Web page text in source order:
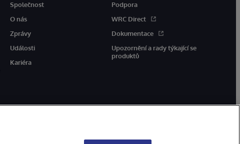
Společnost
O nás
Zprávy
Události
Kariéra
Podpora
WRC Direct
Dokumentace
Upozornění a rady týkající se
produktů